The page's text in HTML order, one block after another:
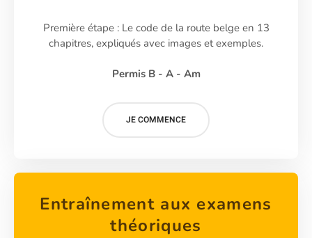
Première étape : Le code de la route belge en 13
chapitres, expliqués avec images et exemples.
Permis B - A - Am
JE COMMENCE
Entraînement aux examens
théoriques